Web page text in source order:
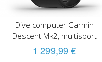
Dive computer Garmin
Descent Mk2, multisport
1 299,99 €